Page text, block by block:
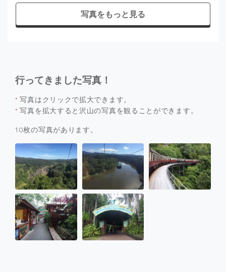
写真をもっと見る
行ってきました写真！
* 写真はクリックで拡大できます。
* 写真を拡大すると沢山の写真を観ることができます。
10枚の写真があります。